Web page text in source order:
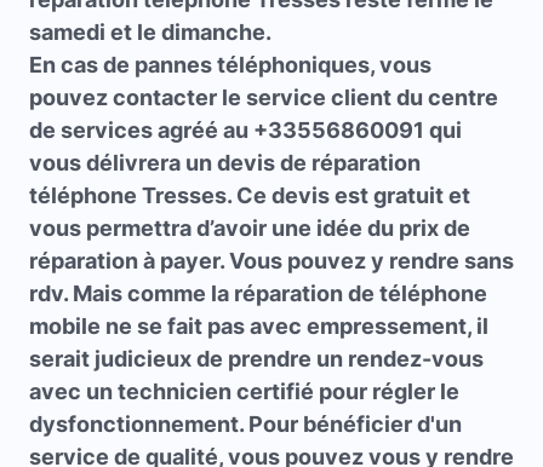
samedi et le dimanche.
En cas de pannes téléphoniques, vous
pouvez contacter le service client du centre
de services agréé au +33556860091 qui
vous délivrera un devis de réparation
téléphone Tresses. Ce devis est gratuit et
vous permettra d’avoir une idée du prix de
réparation à payer. Vous pouvez y rendre sans
rdv. Mais comme la réparation de téléphone
mobile ne se fait pas avec empressement, il
serait judicieux de prendre un rendez-vous
avec un technicien certifié pour régler le
dysfonctionnement. Pour bénéficier d'un
service de qualité, vous pouvez vous y rendre